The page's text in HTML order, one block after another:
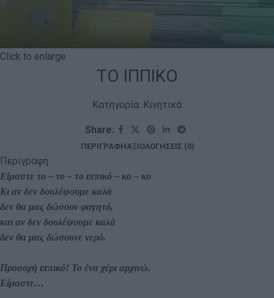
Click to enlarge
ΤΟ ΙΠΠΙΚΟ
Κατηγορία: Κινητικά
Share:
ΠΕΡΙΓΡΑΦΉΑΞΙΟΛΟΓΉΣΕΙΣ (0)
Περιγραφή
Είμαστε το – το – το ιππικό – κο – κο
Κι αν δεν δουλέψουμε καλά
δεν θα μας δώσουν φαγητό,
και αν δεν δουλέψουμε καλά
δεν θα μας δώσουνε νερό.
Προσοχή ιππικό! Το ένα χέρι αρχινώ.
Είμαστε…